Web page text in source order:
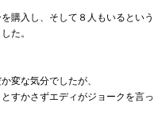
購入し、そして８人もいるという
た。
変な気分でしたが、
すかさずエディがジョークを言っ